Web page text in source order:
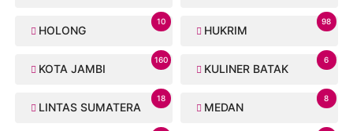
HOLONG
10
HUKRIM
98
KOTA JAMBI
160
KULINER BATAK
6
LINTAS SUMATERA
18
MEDAN
8